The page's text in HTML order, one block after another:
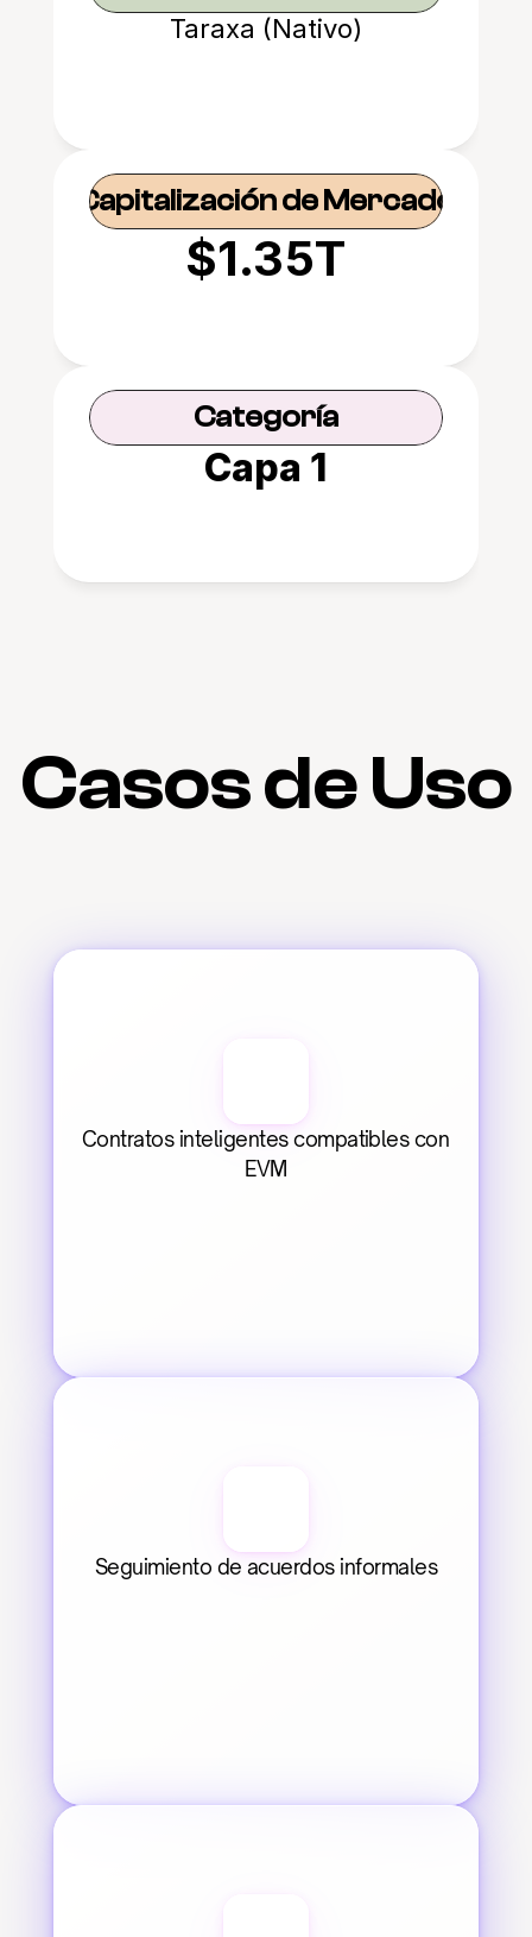
Taraxa (Nativo)
Capitalización de Mercado
$1.35T
Categoría
Capa 1
Casos de Uso
Contratos inteligentes compatibles con
EVM
Seguimiento de acuerdos informales